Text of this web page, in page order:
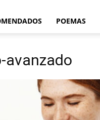
POEMAS
avanzado